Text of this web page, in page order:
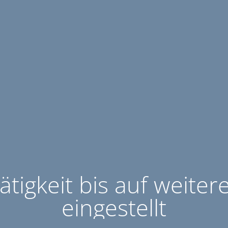
bis auf
eingestellt